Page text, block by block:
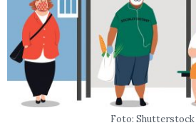
Foto: Shutterstock